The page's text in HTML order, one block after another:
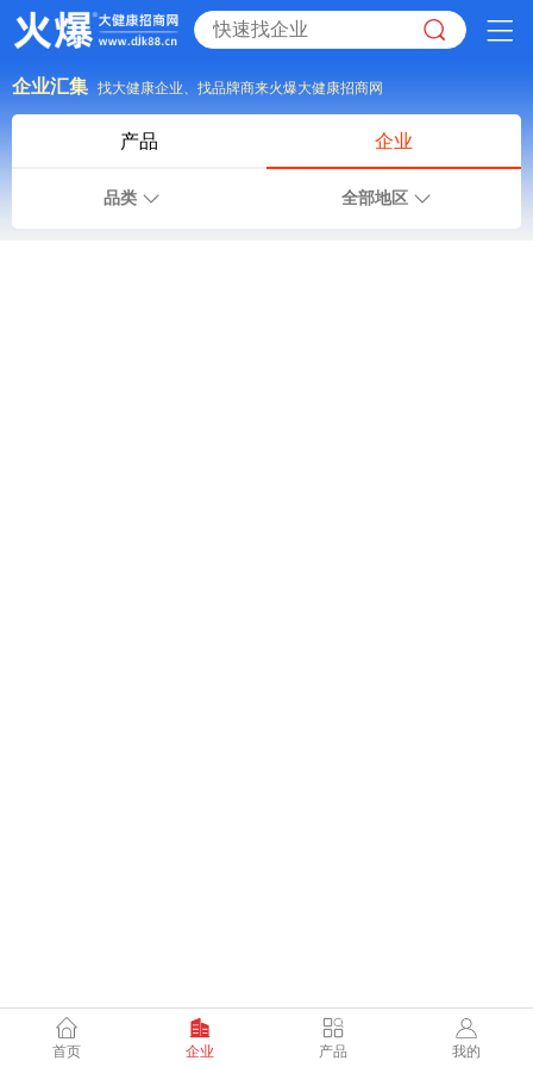
企业汇集 找大健康企业、找品牌商来火爆大健康招商网
产品 企业
品类 全部地区
首页 企业 产品 我的